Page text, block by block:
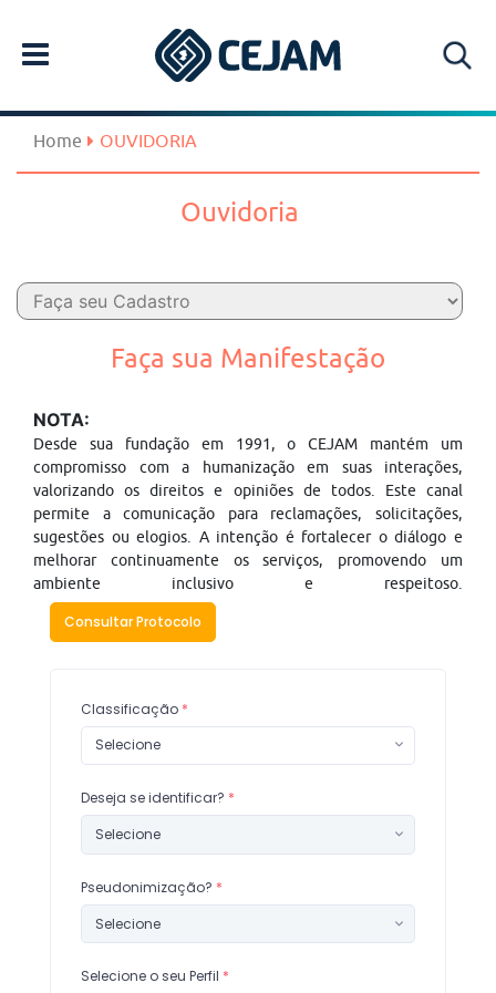
Home OUVIDORIA
Ouvidoria
Faça sua Manifestação
NOTA:
Desde sua fundação em 1991, o CEJAM mantém um
compromisso com a humanização em suas interações,
valorizando os direitos e opiniões de todos. Este canal
permite a comunicação para reclamações, solicitações,
sugestões ou elogios. A intenção é fortalecer o diálogo e
melhorar continuamente os serviços, promovendo um
ambiente inclusivo e respeitoso.